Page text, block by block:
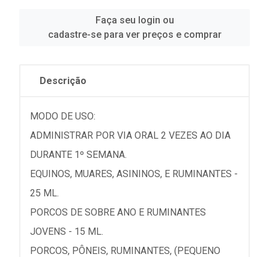
Faça seu login ou
cadastre-se para ver preços e comprar
Descrição
MODO DE USO:
ADMINISTRAR POR VIA ORAL 2 VEZES AO DIA
DURANTE 1º SEMANA.
EQUINOS, MUARES, ASININOS, E RUMINANTES -
25 ML.
PORCOS DE SOBRE ANO E RUMINANTES
JOVENS - 15 ML.
PORCOS, PÔNEIS, RUMINANTES, (PEQUENO